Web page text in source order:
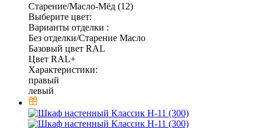
Старение/Масло-Мёд (12)
Выберите цвет:
Варианты отделки :
Без отделки/Старение Масло
Базовый цвет RAL
Цвет RAL+
Характеристики:
правый
левый